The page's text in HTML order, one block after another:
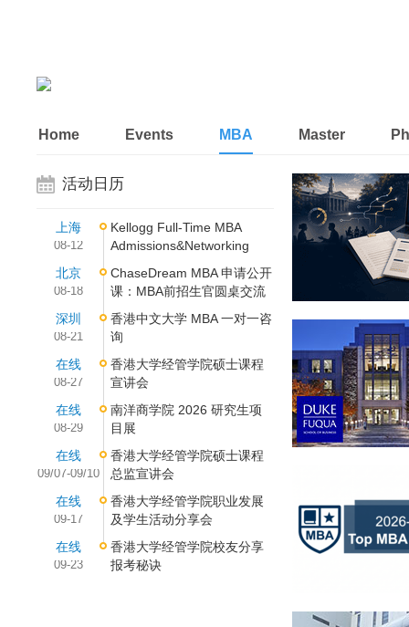
Home Events MBA Master
活动日历
上海
08-12
Kellogg Full-Time MBA
Admissions&Networking
北京
08-18
ChaseDream MBA 申请公开
课：MBA前招生官圆桌交流
深圳
08-21
香港中文大学 MBA 一对一咨
询
在线
08-27
香港大学经管学院硕士课程
宣讲会
在线
08-29
南洋商学院 2026 研究生项
目展
在线
09/07-09/10
香港大学经管学院硕士课程
总监宣讲会
在线
09-17
香港大学经管学院职业发展
及学生活动分享会
在线
09-23
香港大学经管学院校友分享
报考秘诀